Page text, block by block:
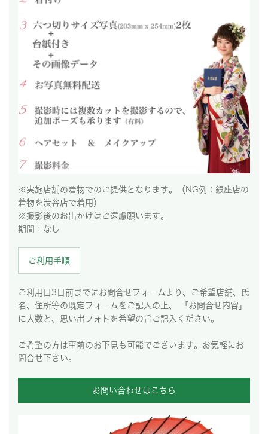
※実施店舗の着物でのご提供となります。（NG例：銀座店の
着物を渋谷店で着用）
※撮影後のお出かけはご遠慮願います。
期間：なし
ご利用手順
ご利用日3日前までにお問合せフォームより、ご希望店舗、氏
名、住所等の既定フォームをご記入の上、 「お問合せ内容」
に人数と、思い出フォトを希望の旨ご記入ください。
ご希望の方は事前のお下見も可能でございます。お気軽にお
問合せ下さい。
お問い合わせはこちら